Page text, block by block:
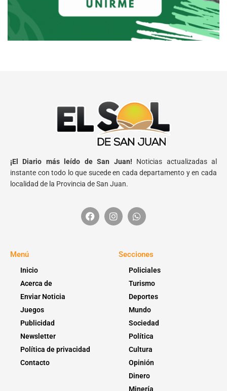
¡El Diario más leído de San Juan! Noticias actualizadas al
instante con todo lo que sucede en cada departamento y en cada
localidad de la Provincia de San Juan.
Menú
Inicio
Acerca de
Enviar Noticia
Juegos
Publicidad
Newsletter
Política de privacidad
Contacto
Secciones
Policiales
Turismo
Deportes
Mundo
Sociedad
Política
Cultura
Opinión
Dinero
Minería